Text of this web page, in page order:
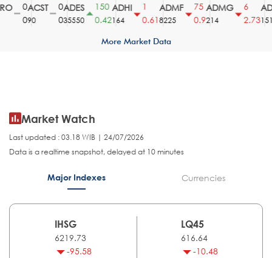
ACST
90
ADES
35550
150
0.42
ADHI
164
0.61
ADMF
8225
75
0.9
ADMG
214
2.731510
More Market Data
Market Watch
Last updated : 03.18 WIB | 24/07/2026
Data is a realtime snapshot, delayed at 10 minutes
Major Indexes Currencies
IHSG
6219.73
-95.58
LQ45
616.64
-10.48